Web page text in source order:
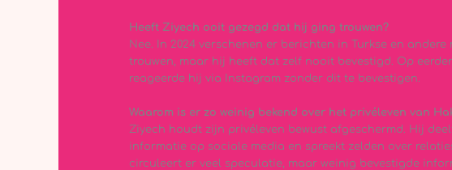
Heeft Ziyech ooit gezegd dat hij ging trouwen?
Nee. In 2024 verschenen er berichten in Turkse en
trouwen, maar hij heeft dat zelf nooit bevestigd. Op
reageerde hij via Instagram zonder dit te bevestigen.
Waarom is er zo weinig bekend over het privéleven van
Ziyech houdt zijn privéleven bewust afgeschermd. Hij
informatie op sociale media en spreekt zelden over
circuleert er veel speculatie, maar weinig bevestigde